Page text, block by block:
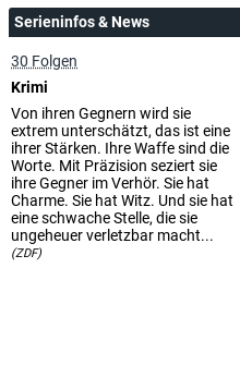
Serieninfos & News
30 Folgen
Krimi
Von ihren Gegnern wird sie
extrem unterschätzt, das ist eine
ihrer Stärken. Ihre Waffe sind die
Worte. Mit Präzision seziert sie
ihre Gegner im Verhör. Sie hat
Charme. Sie hat Witz. Und sie hat
eine schwache Stelle, die sie
ungeheuer verletzbar macht...
(ZDF)